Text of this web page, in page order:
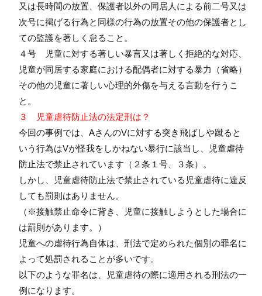
又は長時間の放置、保護者以外の同居人による前二号又は
次号に掲げる行為と同様の行為の放置その他の保護者とし
ての監護を著しく怠ること。
４号 児童に対する著しい暴言又は著しく拒絶的な対応、
児童が同居する家庭における配偶者に対する暴力（省略）
その他の児童に著しい心理的外傷を与える言動を行うこ
と。
３ 児童虐待防止法の法定刑は？
今回の事例では、AさんのVに対する突き飛ばしや蹴ると
いう行為はVが怪我をしかねない暴行に該当し、児童虐待
防止法で禁止されています（２条１号、３条）。
しかし、児童虐待防止法で禁止されている児童虐待に違反
しても罰則はありません。
（※接触禁止命令に背き、児童に接触しようとした場合に
は罰則があります。）
児童への虐待行為自体は、刑法で定められた個別の罪名に
よって処罰されることが多いです。
以下のような罪名は、児童虐待の際に適用される刑法の一
例になります。